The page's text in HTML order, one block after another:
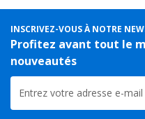
- Certifiée CE / TUV
- Assemblage facile
Caractéristiques techniques :
- Structure en alliage
INSCRIVEZ-VOUS À NOTRE
Profitez avant tout le
nouveautés